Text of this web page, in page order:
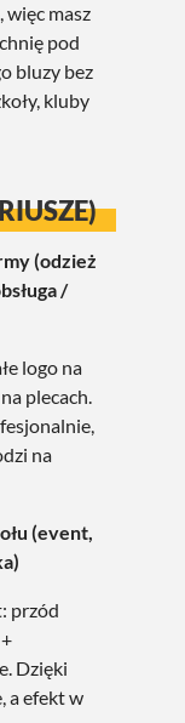
więc masz
pod
bluzy bez
kluby
(odzież
/
logo na
plecach.
na
(event,
przód
Dzięki
a efekt w